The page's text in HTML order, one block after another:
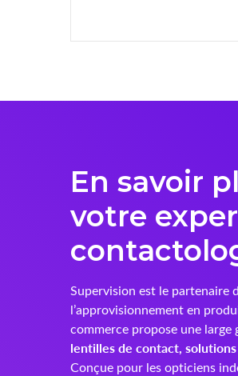
En savoir
votre
Supervision est le partenaire
l’approvisionnement en
commerce propose une large
lentilles de contact,
Conçue pour les opticiens